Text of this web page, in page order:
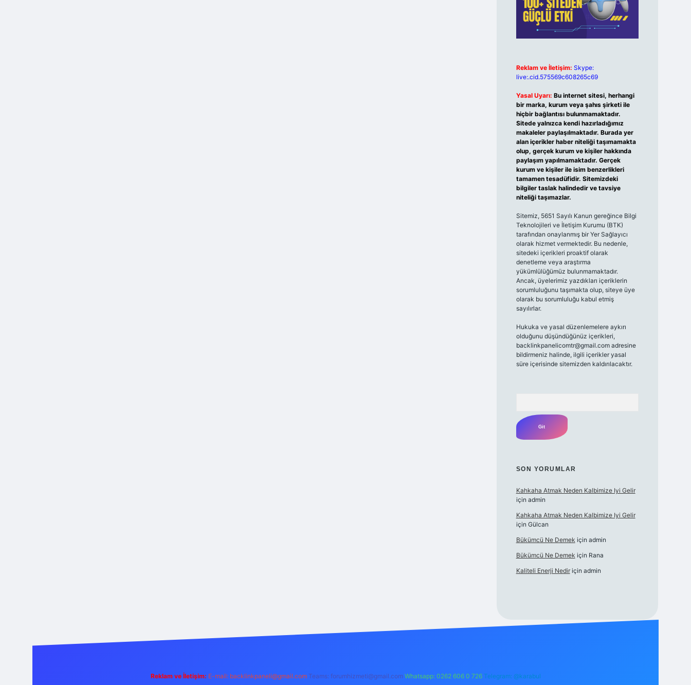
Reklam ve İletişim: Skype:
live:.cid.575569c608265c69
Yasal Uyarı: Bu internet sitesi, herhangi
bir marka, kurum veya şahıs şirketi ile
hiçbir bağlantısı bulunmamaktadır.
Sitede yalnızca kendi hazırladığımız
makaleler paylaşılmaktadır. Burada yer
alan içerikler haber niteliği taşımamakta
olup, gerçek kurum ve kişiler hakkında
paylaşım yapılmamaktadır. Gerçek
kurum ve kişiler ile isim benzerlikleri
tamamen tesadüfidir. Sitemizdeki
bilgiler taslak halindedir ve tavsiye
niteliği taşımazlar.
Sitemiz, 5651 Sayılı Kanun gereğince Bilgi
Teknolojileri ve İletişim Kurumu (BTK)
tarafından onaylanmış bir Yer Sağlayıcı
olarak hizmet vermektedir. Bu nedenle,
sitedeki içerikleri proaktif olarak
denetleme veya araştırma
yükümlülüğümüz bulunmamaktadır.
Ancak, üyelerimiz yazdıkları içeriklerin
sorumluluğunu taşımakta olup, siteye üye
olarak bu sorumluluğu kabul etmiş
sayılırlar.
Hukuka ve yasal düzenlemelere aykırı
olduğunu düşündüğünüz içerikleri,
backlinkpanelicomtr@gmail.comadresine
bildirmeniz halinde, ilgili içerikler yasal
süre içerisinde sitemizden kaldırılacaktır.
SON YORUMLAR
Kahkaha Atmak Neden Kalbimize Iyi Gelir
için admin
Kahkaha Atmak Neden Kalbimize Iyi Gelir
için Gülcan
Bükümcü Ne Demek için admin
Bükümcü Ne Demek için Rana
Kaliteli Enerji Nediriçin admin
Reklam ve İletişim: E-mail: backlinkpaneli@gmail.com Teams: forumhizmeti@gmail.com Whatsapp: 0262 606 0 726 Telegram: @karabul